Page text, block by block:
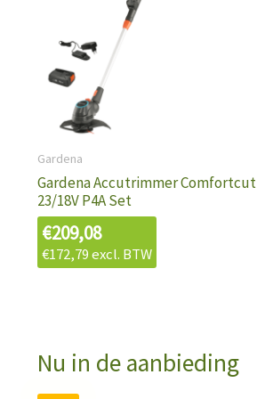
Gardena
Gardena Accutrimmer Comfortcut
23/18V P4A Set
€209,08
€172,79excl. BTW
Nu in de aanbieding